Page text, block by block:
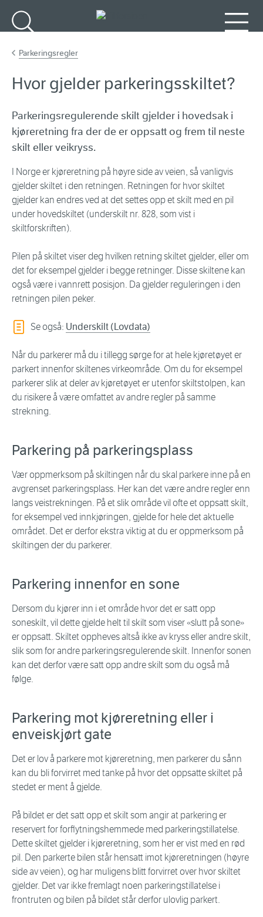
Parkeringsregler
Hvor gjelder parkeringsskiltet?
Parkeringsregulerende skilt gjelder i hovedsak i
kjøreretning fra der de er oppsatt og frem til neste
skilt eller veikryss.
I Norge er kjøreretning på høyre side av veien, så vanligvis
gjelder skiltet i den retningen. Retningen for hvor skiltet
gjelder kan endres ved at det settes opp et skilt med en pil
under hovedskiltet (underskilt nr. 828, som vist i
skiltforskriften).
Pilen på skiltet viser deg hvilken retning skiltet gjelder, eller om
det for eksempel gjelder i begge retninger. Disse skiltene kan
også være i vannrett posisjon. Da gjelder reguleringen i den
retningen pilen peker.
Se også: Underskilt (Lovdata)
Når du parkerer må du i tillegg sørge for at hele kjøretøyet er
parkert innenfor skiltenes virkeområde. Om du for eksempel
parkerer slik at deler av kjøretøyet er utenfor skiltstolpen, kan
du risikere å være omfattet av andre regler på samme
strekning.
Parkering på parkeringsplass
Vær oppmerksom på skiltingen når du skal parkere inne på en
avgrenset parkeringsplass. Her kan det være andre regler enn
langs veistrekningen. På et slik område vil ofte et oppsatt skilt,
for eksempel ved innkjøringen, gjelde for hele det aktuelle
området. Det er derfor ekstra viktig at du er oppmerksom på
skiltingen der du parkerer.
Parkering innenfor en sone
Dersom du kjører inn i et område hvor det er satt opp
soneskilt, vil dette gjelde helt til skilt som viser «slutt på sone»
er oppsatt. Skiltet oppheves altså ikke av kryss eller andre skilt,
slik som for andre parkeringsregulerende skilt. Innenfor sonen
kan det derfor være satt opp andre skilt som du også må
følge.
Parkering mot kjøreretning eller i
enveiskjørt gate
Det er lov å parkere mot kjøreretning, men parkerer du sånn
kan du bli forvirret med tanke på hvor det oppsatte skiltet på
stedet er ment å gjelde.
På bildet er det satt opp et skilt som angir at parkering er
reservert for forflytningshemmede med parkeringstillatelse.
Dette skiltet gjelder i kjøreretning, som her er vist med en rød
pil. Den parkerte bilen står hensatt imot kjøreretningen (høyre
side av veien), og har muligens blitt forvirret over hvor skiltet
gjelder. Det var ikke fremlagt noen parkeringstillatelse i
frontruten og bilen på bildet står derfor ulovlig parkert.